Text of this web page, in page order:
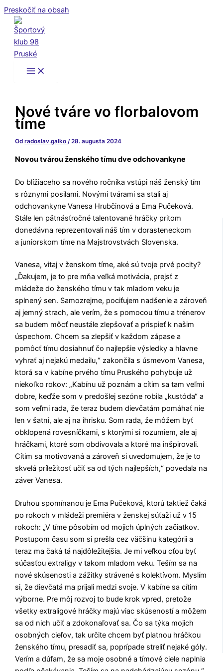
Preskočiť na obsah
Nové tváre vo florbalovom
tíme
Od radoslav.galko/28. augusta 2024
Novou tvárou ženského tímu dve odchovankyne
Do blížiaceho sa nového ročníka vstúpi náš ženský tím
s rôznymi posilami. Novými tvárami sa stali aj
odchovankyne Vanesa Hrubčinová a Ema Pučeková.
Stále len pätnásťročné talentované hráčky pritom
donedávna reprezentovali náš tím v dorasteneckom
a juniorskom tíme na Majstrovstvách Slovenska.
Vanesa, vitaj v ženskom tíme, aké sú tvoje prvé pocity?
„Ďakujem, je to pre mňa veľká motivácia, prejsť z
mládeže do ženského tímu v tak mladom veku je
splnený sen. Samozrejme, pociťujem nadšenie a zároveň
aj jemný strach, ale verím, že s pomocou tímu a trénerov
sa budem môcť neustále zlepšovať a prispieť k našim
úspechom. Chcem sa zlepšiť v každom zápase a
pomôcť tímu dosiahnuť čo najlepšie výsledky a hlavne
vyhrať aj nejakú medailu,“ zakončila s úsmevom Vanesa,
ktorá sa v kabíne prvého tímu Pruského pohybuje už
niekoľko rokov: „Kabínu už poznám a cítim sa tam veľmi
dobre, keďže som v predošlej sezóne robila „kustóda“ a
som veľmi rada, že teraz budem dievčatám pomáhať nie
len v šatni, ale aj na ihrisku. Som rada, že môžem byť
obklopená rovesníčkami, s ktorými si rozumiem, ale aj
hráčkami, ktoré som obdivovala a ktoré ma inšpirovali.
Cítim sa motivovaná a zároveň si uvedomujem, že je to
skvelá príležitosť učiť sa od tých najlepších,“ povedala na
záver Vanesa.
Druhou spomínanou je Ema Pučeková, ktorú taktiež čaká
po rokoch v mládeži premiéra v ženskej súťaži už v 15
rokoch: „V tíme pôsobím od mojich úplných začiatkov.
Postupom času som si prešla cez väčšinu kategórii a
teraz ma čaká tá najdôležitejšia. Je mi veľkou cťou byť
súčasťou extraligy v takom mladom veku. Teším sa na
nové skúsenosti a zážitky strávené s kolektívom. Myslím
si, že dievčatá ma prijali medzi svoje. V kabíne sa cítim
výborne. Pre môj rozvoj to bude krok vpred, pretože
všetky extraligové hráčky majú viac skúseností a môžem
sa od nich učiť a zdokonaľovať sa. Čo sa týka mojich
osobných cieľov, tak určite chcem byť platnou hráčkou
ženského tímu, presadiť sa, poprípade streliť nejaké góly.
Verím a dúfam, že sa moje osobné a tímové ciele naplnia